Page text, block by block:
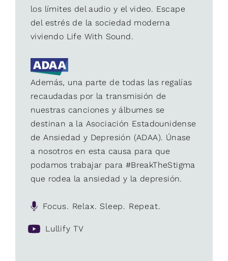
los límites del audio y el video. Escape
del estrés de la sociedad moderna
viviendo Life With Sound.
Además, una parte de todas las regalías
recaudadas por la transmisión de
nuestras canciones y álbumes se
destinan a la Asociación Estadounidense
de Ansiedad y Depresión (ADAA). Únase
a nosotros en esta causa para que
podamos trabajar para #BreakTheStigma
que rodea la ansiedad y la depresión.
Focus. Relax. Sleep. Repeat.
Lullify TV